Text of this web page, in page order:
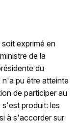
exprimé en
de la
du
n'a pu être atteinte
de participer au
produit: les
à s'accorder sur